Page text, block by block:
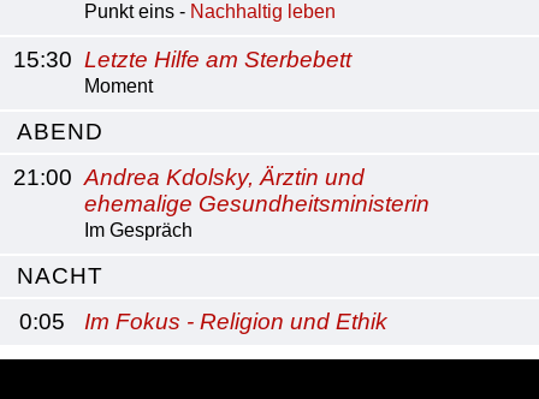
Punkt eins - Nachhaltig leben
15:30 Letzte Hilfe am Sterbebett
Moment
ABEND
21:00 Andrea Kdolsky, Ärztin und
ehemalige Gesundheitsministerin
Im Gespräch
NACHT
0:05
Im Fokus - Religion und Ethik